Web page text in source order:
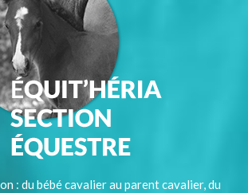
: du bébé cavalier au parent cavalier, du